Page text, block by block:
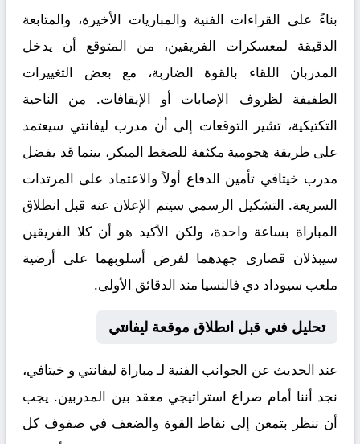
بناءً على القراءات الفنية والمباريات الأخيرة، والمتابعة
الدقيقة لمعسكرات الفريقين، من المتوقع أن يدخل
المدربان اللقاء بالقوة الضاربة، مع بعض التغييرات
الطفيفة لظروف الإصابات أو الإيقافات. من الناحية
التكتيكية، تشير التوقعات إلى أن مدرب ليفانتي سيعتمد
على طريقة هجومية مكثفة للضغط المبكر، بينما قد يفضل
مدرب خيتافي تأمين الدفاع أولاً والاعتماد على المرتدات
السريعة. التشكيل الرسمي سيتم الإعلان عنه قبل انطلاق
المباراة بساعة واحدة، ولكن الأكيد هو أن كلا الفريقين
سيبذلان قصارى جهدهما لفرض أسلوبهما على أرضية
ملعب سيوداد دي فالنسيا منذ الدقائق الأولى.
تحليل فني قبل انطلاق موقعة ليفانتي
عند الحديث عن الجوانب الفنية لـمباراة ليفانتي و خيتافي،
نجد أننا أمام صراع استراتيجي معقد بين المدربين. يجب
أن ننظر بتمعن إلى نقاط القوة والضعف في صفوف كل